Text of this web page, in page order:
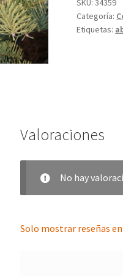
SKU:34359
Categoría:
Etiquetas:
Valoraciones
No hay
Solo mostrar reseñas